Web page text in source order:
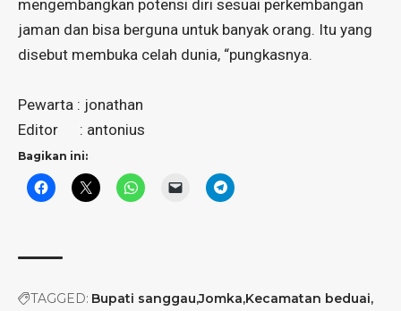
mengembangkan potensi diri sesuai perkembangan
jaman dan bisa berguna untuk banyak orang. Itu yang
disebut membuka celah dunia, “pungkasnya.
Pewarta : jonathan
Editor : antonius
Bagikan ini:
TAGGED: Bupati sanggau Jomka Kecamatan beduai